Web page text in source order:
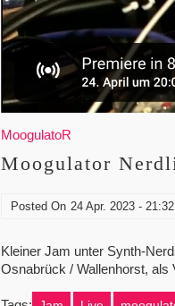
MoogulatoR
Moogulator
Posted On 24 Apr. 2023 - 21:32
Kleiner Jam unter Synth-
Osnabrück / Wallenhorst,